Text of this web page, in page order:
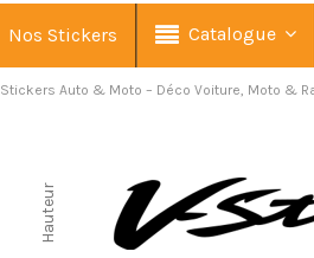
Nos Stickers Catalogue
Stickers Auto & Moto – Déco Voiture, Moto &
Hauteur